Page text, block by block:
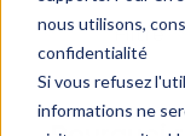
nous utilisons,
confidentialité
Si vous refusez
informations ne
Filtre